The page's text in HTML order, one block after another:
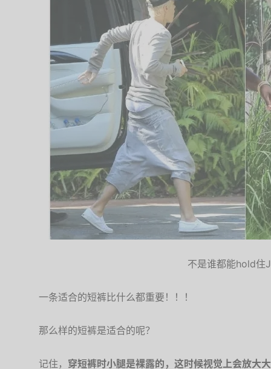
不是谁都能hold住
一条适合的短裤比什么都重要！！！
那么样的短裤是适合的呢？
记住， 穿短裤时小腿是裸露的，这时候视觉上会放大